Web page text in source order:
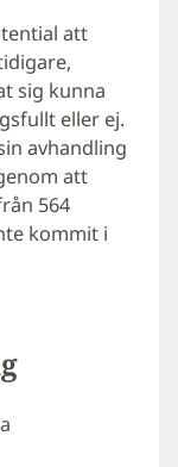
att
sig kunna
eller ej.
avhandling
att
564
kommit i